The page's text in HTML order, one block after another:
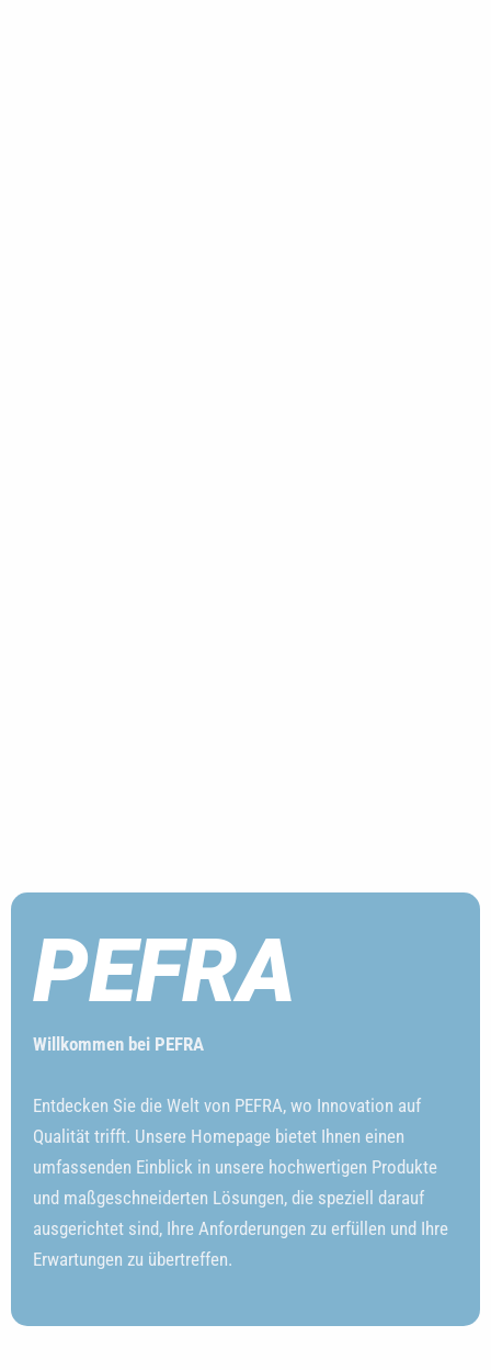
PEFRA
Willkommen bei PEFRA
Entdecken Sie die Welt von PEFRA, wo Innovation auf
Qualität trifft. Unsere Homepage bietet Ihnen einen
umfassenden Einblick in unsere hochwertigen Produkte
und maßgeschneiderten Lösungen, die speziell darauf
ausgerichtet sind, Ihre Anforderungen zu erfüllen und Ihre
Erwartungen zu übertreffen.